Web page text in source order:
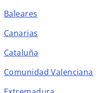
Baleares
Canarias
Cataluña
Comunidad Valenciana